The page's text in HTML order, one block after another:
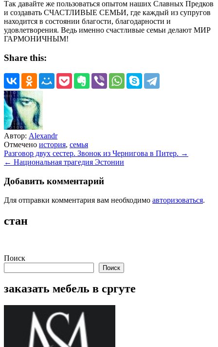
Так давайте же пользоваться опытом наших Славных Предков
и создавать СЧАСТЛИВЫЕ СЕМЬИ, где каждый из супругов
находится в состоянии благости, благодарности и
удовлетворения. Ведь именно счастливые семьи делают МИР
ГАРМОНИЧНЫМ!
Share this:
Автор: Alexandr
Отмечено история, семья
Навигация
по
записям
Разговор двух сестер. Звонок из Чернигова в Питер. →
← Национальная трагедия Эстонии
Добавить комментарий
Для отправки комментария вам необходимо авторизоваться.
стан
Поиск
Поиск
заказать мебель в сргуте